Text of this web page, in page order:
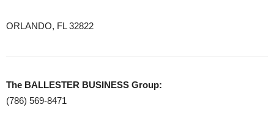
ORLANDO, FL 32822
The BALLESTER BUSINESS Group:
(786) 569-8471